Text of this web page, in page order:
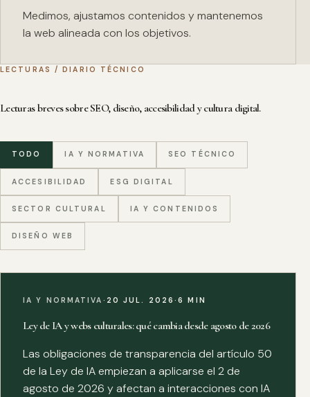
Medimos, ajustamos contenidos y mantenemos
la web alineada con los objetivos.
LECTURAS / DIARIO TÉCNICO
Lecturas breves sobre SEO, diseño, accesibilidad y cultura digital.
TODO IA Y NORMATIVA SEO TÉCNICO
ACCESIBILIDAD ESG DIGITAL
SECTOR CULTURAL IA Y CONTENIDOS
DISEÑO WEB
IA Y NORMATIVA · 20 JUL. 2026·6 MIN
Ley de IA y webs culturales: qué cambia desde agosto de 2026
Las obligaciones de transparencia del artículo 50
de la Ley de IA empiezan a aplicarse el 2 de
agosto de 2026 y afectan a interacciones con IA